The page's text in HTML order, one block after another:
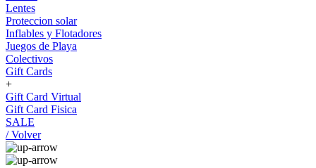
Lentes
Proteccion solar
Inflables y Flotadores
Juegos de Playa
Colectivos
Gift Cards
+
Gift Card Virtual
Gift Card Fisica
SALE
/ Volver